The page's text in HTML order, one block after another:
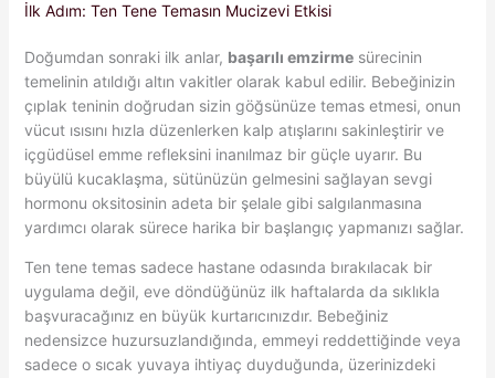
İlk Adım: Ten Tene Temasın Mucizevi Etkisi
Doğumdan sonraki ilk anlar, başarılı emzirmesürecinin
temelinin atıldığı altın vakitler olarak kabul edilir. Bebeğinizin
çıplak teninin doğrudan sizin göğsünüze temas etmesi, onun
vücut ısısını hızla düzenlerken kalp atışlarını sakinleştirir ve
içgüdüsel emme refleksini inanılmaz bir güçle uyarır. Bu
büyülü kucaklaşma, sütünüzün gelmesini sağlayan sevgi
hormonu oksitosinin adeta bir şelale gibi salgılanmasına
yardımcı olarak sürece harika bir başlangıç yapmanızı sağlar.
Ten tene temas sadece hastane odasında bırakılacak bir
uygulama değil, eve döndüğünüz ilk haftalarda da sıklıkla
başvuracağınız en büyük kurtarıcınızdır. Bebeğiniz
nedensizce huzursuzlandığında, emmeyi reddettiğinde veya
sadece o sıcak yuvaya ihtiyaç duyduğunda, üzerinizdeki